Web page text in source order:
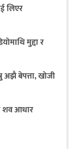
लिएर
मुद्दा र
अझै बेपत्ता, खोजी
शव आधार